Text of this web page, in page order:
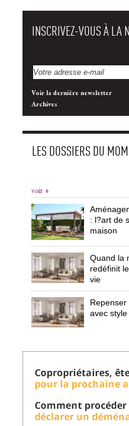
INSCRIVEZ-VOUS À LA
Voir la dernière newsletter
Archives
LES DOSSIERS DU
voir +
: l?art de
maison
Quand la
redéfinit
vie
avec style